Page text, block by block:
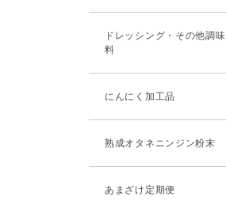
ドレッシング・その他調味
料
にんにく加工品
熟成オタネニンジン粉末
あまざけ定期便